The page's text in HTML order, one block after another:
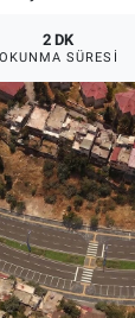
2 DK
OKUNMA SÜRESI